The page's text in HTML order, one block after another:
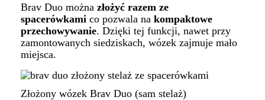
Brav Duo można złożyć razem ze
spacerówkami co pozwala na kompaktowe
przechowywanie. Dzięki tej funkcji, nawet przy
zamontowanych siedziskach, wózek zajmuje mało
miejsca.
Złożony wózek Brav Duo (sam stelaż)